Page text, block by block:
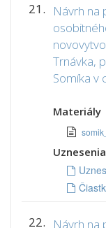
21.
Návrh na
Trnávka,
Somíka v
Materiály
Uznesenia
22. Návrh na